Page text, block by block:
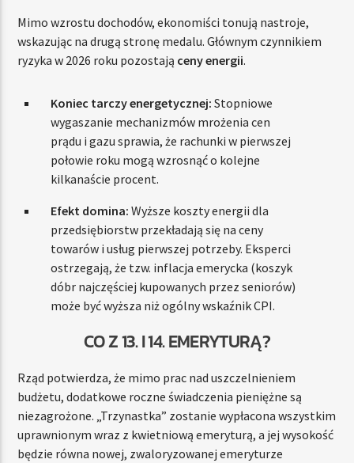
Mimo wzrostu dochodów, ekonomiści tonują nastroje,
wskazując na drugą stronę medalu. Głównym czynnikiem
ryzyka w 2026 roku pozostają ceny energii.
Koniec tarczy energetycznej: Stopniowe
wygaszanie mechanizmów mrożenia cen
prądu i gazu sprawia, że rachunki w pierwszej
połowie roku mogą wzrosnąć o kolejne
kilkanaście procent.
Efekt domina: Wyższe koszty energii dla
przedsiębiorstw przekładają się na ceny
towarów i usług pierwszej potrzeby. Eksperci
ostrzegają, że tzw. inflacja emerycka (koszyk
dóbr najczęściej kupowanych przez seniorów)
może być wyższa niż ogólny wskaźnik CPI.
CO Z 13. I 14. EMERYTURĄ?
Rząd potwierdza, że mimo prac nad uszczelnieniem
budżetu, dodatkowe roczne świadczenia pieniężne są
niezagrożone. „Trzynastka” zostanie wypłacona wszystkim
uprawnionym wraz z kwietniową emeryturą, a jej wysokość
będzie równa nowej, zwaloryzowanej emeryturze